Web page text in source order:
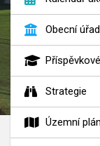
Obecní úřad
Strategie
Územní